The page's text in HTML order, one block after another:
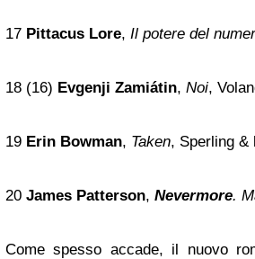
17 Pittacus Lore, Il potere del
18 (16) Evgenji Zamiátin, Noi,
19 Erin Bowman, Taken, Sperling &
20 James Patterson, Nevermore.
Come spesso accade, il nuovo